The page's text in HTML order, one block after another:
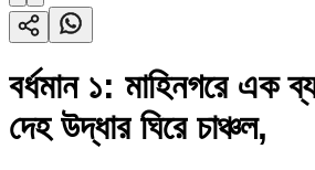
বর্ধমান ১: মাহিনগরে এক
দেহ উদ্ধার ঘিরে চাঞ্চল,